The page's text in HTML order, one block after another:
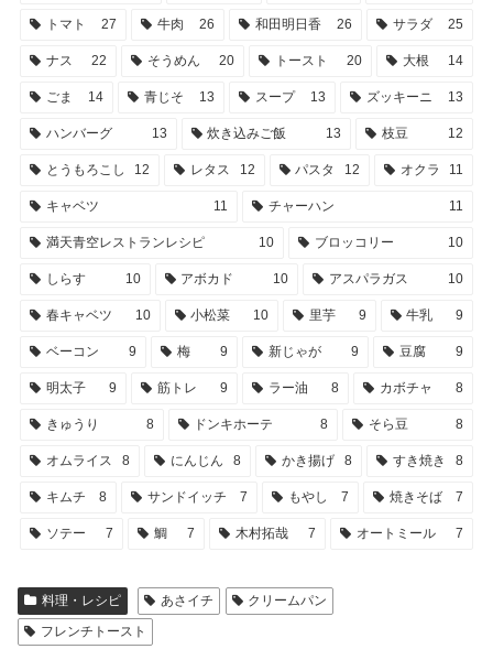
トマト 27 牛肉 26 和田明日香 26 サラダ 25
ナス 22 そうめん 20 トースト 20 大根 14
ごま 14 青じそ 13 スープ 13 ズッキーニ 13
ハンバーグ 13 炊き込みご飯 13 枝豆 12
とうもろこし 12 レタス 12 パスタ 12 オクラ 11
キャベツ 11 チャーハン 11
満天青空レストランレシピ 10 ブロッコリー 10
しらす 10 アボカド 10 アスパラガス 10
春キャベツ 10 小松菜 10 里芋 9 牛乳 9
ベーコン 9 梅 9 新じゃが 9 豆腐 9
明太子 9 筋トレ 9 ラー油 8 カボチャ 8
きゅうり 8 ドンキホーテ 8 そら豆 8
オムライス 8 にんじん 8 かき揚げ 8 すき焼き 8
キムチ 8 サンドイッチ 7 もやし 7 焼きそば 7
ソテー 7 鯛 7 木村拓哉 7 オートミール 7
料理・レシピ あさイチ
クリームパン
フレンチトースト